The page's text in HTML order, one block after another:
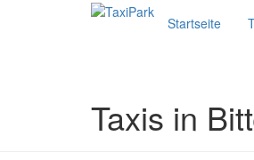
Startseite
Taxis in